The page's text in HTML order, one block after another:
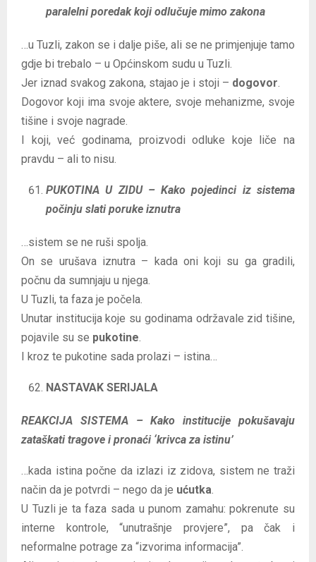
paralelni poredak koji odlučuje mimo zakona
…u Tuzli, zakon se i dalje piše, ali se ne primjenjuje tamo
gdje bi trebalo – u Općinskom sudu u Tuzli.
Jer iznad svakog zakona, stajao je i stoji – dogovor.
Dogovor koji ima svoje aktere, svoje mehanizme, svoje
tišine i svoje nagrade.
I koji, već godinama, proizvodi odluke koje liče na
pravdu – ali to nisu.
PUKOTINA U ZIDU – Kako pojedinci iz sistema
počinju slati poruke iznutra
…sistem se ne ruši spolja.
On se urušava iznutra – kada oni koji su ga gradili,
počnu da sumnjaju u njega.
U Tuzli, ta faza je počela.
Unutar institucija koje su godinama održavale zid tišine,
pojavile su se pukotine.
I kroz te pukotine sada prolazi – istina…
NASTAVAK SERIJALA
REAKCIJA SISTEMA – Kako institucije pokušavaju
zataškati tragove i pronaći ‘krivca za istinu’
…kada istina počne da izlazi iz zidova, sistem ne traži
način da je potvrdi – nego da je ućutka.
U Tuzli je ta faza sada u punom zamahu: pokrenute su
interne kontrole, “unutrašnje provjere”, pa čak i
neformalne potrage za “izvorima informacija”.